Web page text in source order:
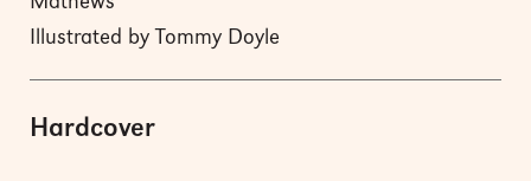
Illustrated by Tommy Doyle
Hardcover